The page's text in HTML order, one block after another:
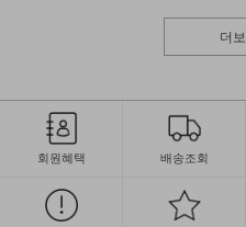
더보
회원혜택 배송조회